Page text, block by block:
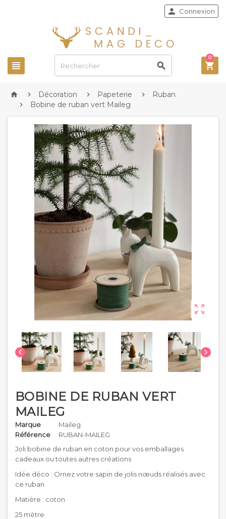
 
 Connexion

0
  Décoration  Papeterie  Ruban
 Bobine de ruban vert Maileg

 
BOBINE DE RUBAN VERT
MAILEG
Marque
Maileg
Référence
RUBAN-MAILEG
Joli bobine de ruban en coton pour vos emballages
cadeaux ou toutes autres créations
Idée déco : Ornez votre sapin de jolis nœuds réalisés avec
ce ruban
Matière : coton
25 mètre